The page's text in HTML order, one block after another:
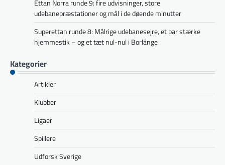
Ettan Norra runde 9: fire udvisninger, store
udebanepræstationer og mål i de døende minutter
Superettan runde 8: Målrige udebanesejre, et par stærke
hjemmestik – og et tæt nul-nul i Borlänge
Kategorier
Artikler
Klubber
Ligaer
Spillere
Udforsk Sverige